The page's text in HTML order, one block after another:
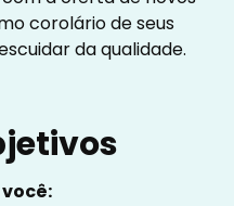
corolário de seus
da qualidade.
você: